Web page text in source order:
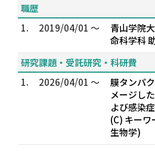
職歴
1.
2019/04/01 ～
青山学院
命科学科
研究課題・受託研究・科研費
1.
2026/04/01 ～
膜タンパ
メージし
よび感染
(C) キー
生物学)